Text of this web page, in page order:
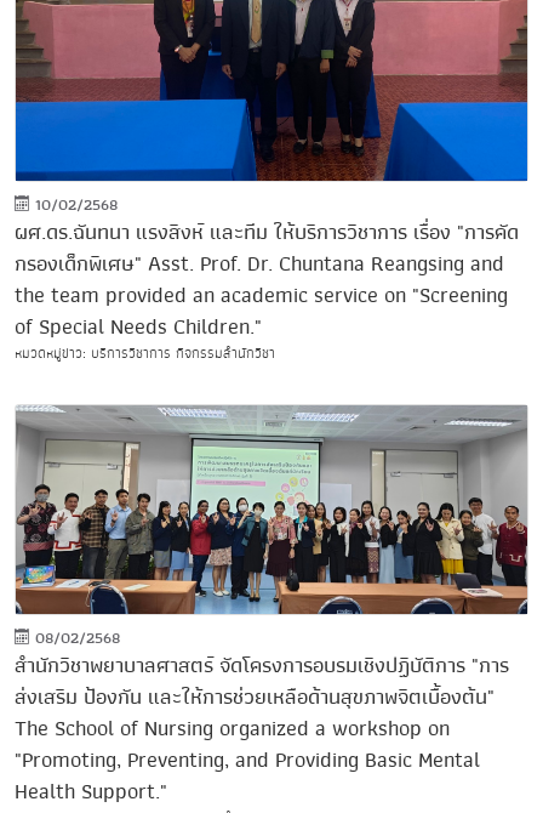
10/02/2568
ผศ.ดร.ฉันทนา แรงสิงห์ และทีม ให้บริการวิชาการ เรื่อง "การคัด
กรองเด็กพิเศษ" Asst. Prof. Dr. Chuntana Reangsing and
the team provided an academic service on "Screening
of Special Needs Children."
หมวดหมู่ข่าว: บริการวิชาการ กิจกรรมสำนักวิชา
08/02/2568
สำนักวิชาพยาบาลศาสตร์ จัดโครงการอบรมเชิงปฏิบัติการ "การ
ส่งเสริม ป้องกัน และให้การช่วยเหลือด้านสุขภาพจิตเบื้องต้น"
The School of Nursing organized a workshop on
"Promoting, Preventing, and Providing Basic Mental
Health Support."